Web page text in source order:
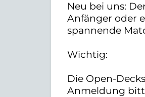
Neu bei uns:
Anfänger oder
spannende
Wichtig:
Die Open-
Anmeldung